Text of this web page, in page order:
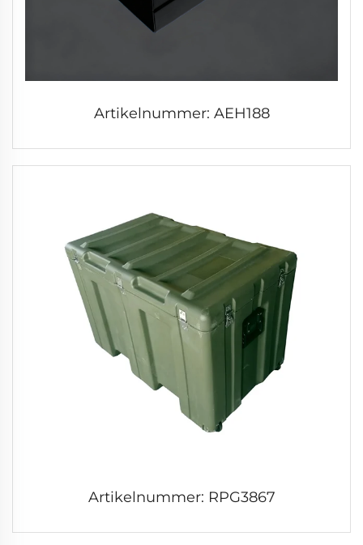
Artikelnummer: AEH188
Artikelnummer: RPG3867